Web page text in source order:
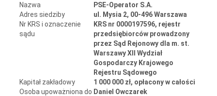
Nazwa
PSE-Operator S.A.
Adres siedziby
ul. Mysia 2, 00-496 Warszawa
Nr KRS i oznaczenie
sądu
KRS nr 0000197596, rejestr
przedsiębiorców prowadzony
przez Sąd Rejonowy dla m. st.
Warszawy XII Wydział
Gospodarczy Krajowego
Rejestru Sądowego
Kapitał zakładowy
1 000 000 zł, opłacony w całości
Osoba upoważniona do Daniel Owczarek